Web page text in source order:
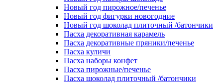
Новый год пирожное/печенье
Новый год фигурки новогодние
Новый год шоколад плиточный /батончики
Пасха декоративная карамель
Пасха декоративные пряники/печенье
Пасха куличи
Пасха наборы конфет
Пасха пирожные/печенье
Пасха шоколад плиточный /батончики